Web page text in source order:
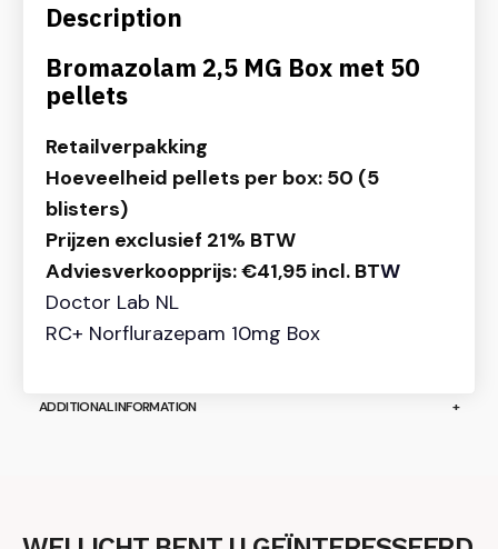
Description
Bromazolam 2,5 MG Box met 50
pellets
Retailverpakking
Hoeveelheid pellets per box: 50 (5
blisters)
Prijzen exclusief 21% BTW
Adviesverkoopprijs: €41,95 incl. BTW
Doctor Lab NL
RC+ Norflurazepam 10mg Box
ADDITIONAL INFORMATION